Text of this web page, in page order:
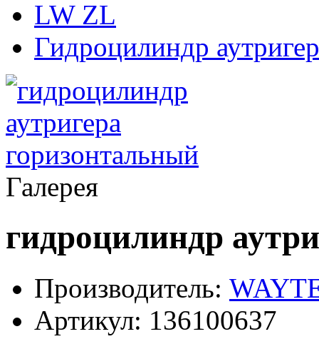
LW ZL
Гидроцилиндр
Галерея
гидроцилиндр
Производитель:
Артикул: 136100637